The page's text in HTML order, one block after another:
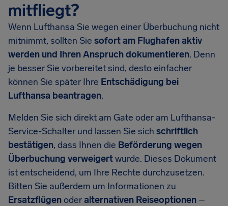
mitfliegt?
Wenn Lufthansa Sie wegen einer Überbuchung nicht
mitnimmt, sollten Sie sofort am Flughafen aktiv
werden und Ihren Anspruch dokumentieren. Denn
je besser Sie vorbereitet sind, desto einfacher
können Sie später Ihre Entschädigung bei
Lufthansa beantragen.
Melden Sie sich direkt am Gate oder am Lufthansa-
Service-Schalter und lassen Sie sich schriftlich
bestätigen, dass Ihnen die Beförderung wegen
Überbuchung verweigertwurde. Dieses Dokument
ist entscheidend, um Ihre Rechte durchzusetzen.
Bitten Sie außerdem um Informationen zu
Ersatzflügenoderalternativen Reiseoptionen –